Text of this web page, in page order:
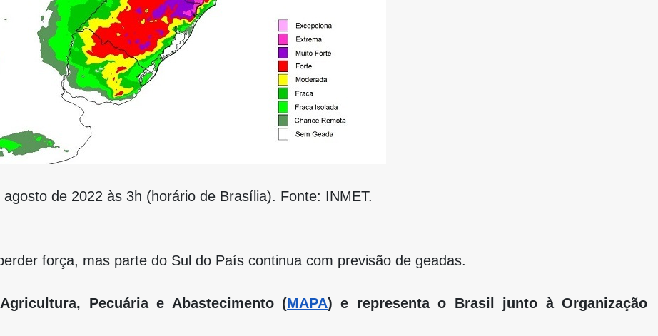
de 2022 às 3h (horário de Brasília). Fonte: INMET.
força, mas parte do Sul do País continua com previsão de geadas.
Pecuária e Abastecimento (MAPA) e representa o Brasil junto à Organização